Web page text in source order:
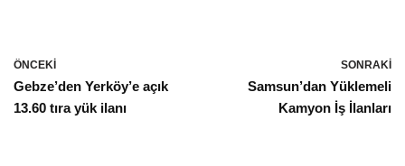
ÖNCEKI
Gebze’den Yerköy’e açık
13.60 tıra yük ilanı
SONRAKI
Samsun’dan Yüklemeli
Kamyon İş İlanları